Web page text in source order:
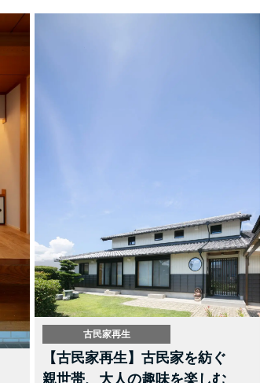
古民家再生
【古民家再生】古民家を紡ぐ
親世帯、大人の趣味を楽しむ